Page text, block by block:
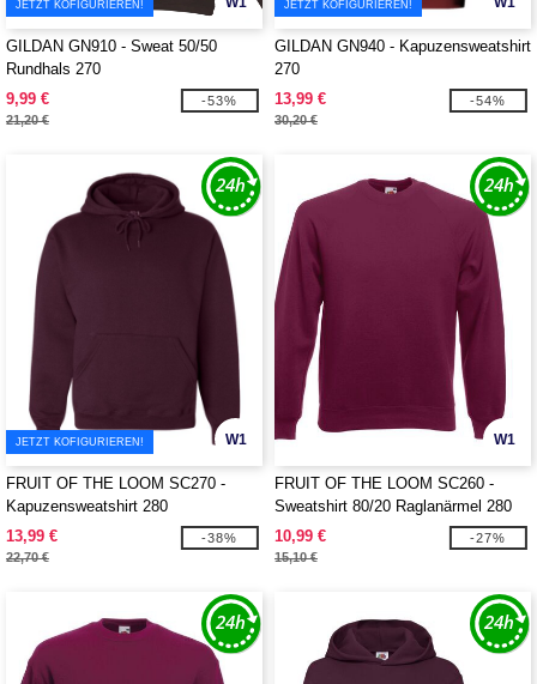
JETZT KOFIGURIEREN!
GILDAN GN910 - Sweat 50/50
Rundhals 270
9,99 €
21,20 €
-53%
JETZT KOFIGURIEREN!
GILDAN GN940 - Kapuzensweatshirt
270
13,99 €
30,20 €
-54%
W1
JETZT KOFIGURIEREN!
FRUIT OF THE LOOM SC270 -
Kapuzensweatshirt 280
13,99 €
22,70 €
-38%
W1
FRUIT OF THE LOOM SC260 -
Sweatshirt 80/20 Raglanärmel 280
10,99 €
15,10 €
-27%